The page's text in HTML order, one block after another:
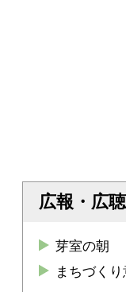
広報・広聴
芽室の朝
まちづく